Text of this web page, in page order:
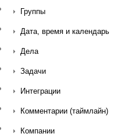
Группы
Дата, время и календарь
Дела
Задачи
Интеграции
Комментарии (таймлайн)
Компании